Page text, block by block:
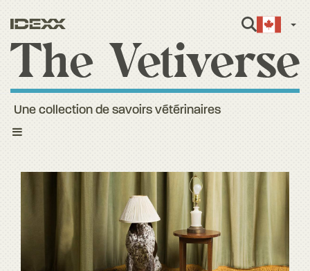
Toggle
Une collection de savoirs vétérinaires